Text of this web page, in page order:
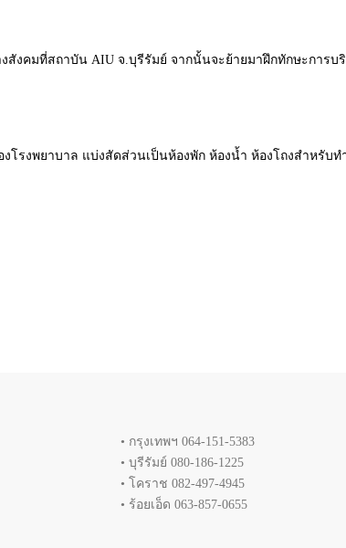
งคมที่สถาบัน AIU จ.บุรีรัมย์ จากนั้นจะย้ายมาฝึกทักษะการ
รงพยาบาล แบ่งสัดส่วนเป็นห้องพัก ห้องน้ำ ห้องโถงสำหรับ
• กรุงเทพฯ 064-151-5383
• บุรีรัมย์ 080-186-1225
• โคราช 082-497-4945
• ร้อยเอ็ด 063-857-0655